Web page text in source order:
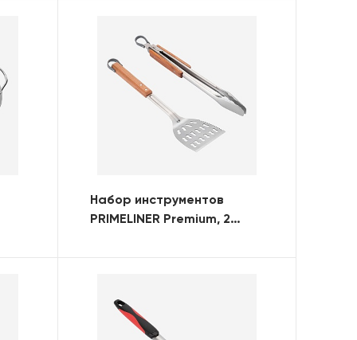
Набор инструментов
PRIMELINER Premium, 2